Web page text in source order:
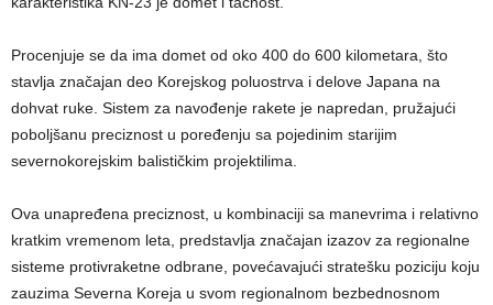
Procenjuje se da ima domet od oko 400 do 600 kilometara, što
stavlja značajan deo Korejskog poluostrva i delove Japana na
dohvat ruke. Sistem za navođenje rakete je napredan, pružajući
poboljšanu preciznost u poređenju sa pojedinim starijim
severnokorejskim balističkim projektilima.
Ova unapređena preciznost, u kombinaciji sa manevrima i relativno
kratkim vremenom leta, predstavlja značajan izazov za regionalne
sisteme protivraketne odbrane, povećavajući stratešku poziciju koju
zauzima Severna Koreja u svom regionalnom bezbednosnom